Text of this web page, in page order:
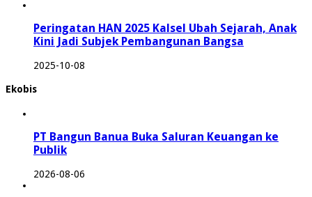
Peringatan HAN 2025 Kalsel Ubah Sejarah, Anak
Kini Jadi Subjek Pembangunan Bangsa
2025-10-08
Ekobis
PT Bangun Banua Buka Saluran Keuangan ke
Publik
2026-08-06